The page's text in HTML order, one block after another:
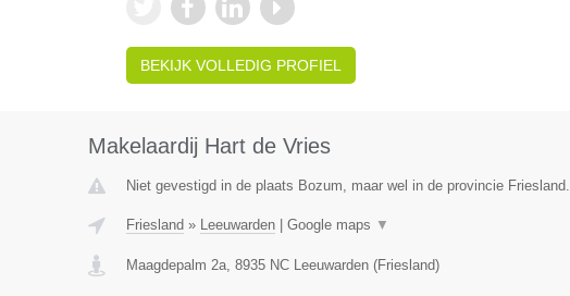
BEKIJK VOLLEDIG PROFIEL
Makelaardij Hart de Vries
Niet gevestigd in de plaats Bozum, maar wel in de provincie Friesland.
Friesland » Leeuwarden| Google maps ▼
Maagdepalm 2a, 8935 NC Leeuwarden(Friesland)